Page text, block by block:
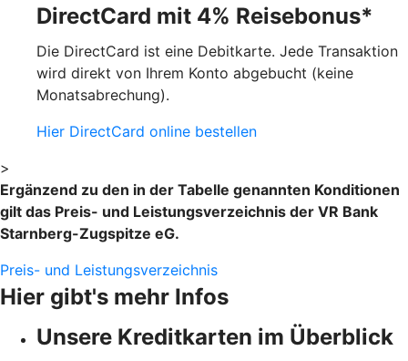
DirectCard mit 4% Reisebonus*
Die DirectCard ist eine Debitkarte. Jede Transaktion
wird direkt von Ihrem Konto abgebucht (keine
Monatsabrechung).
Hier DirectCard online bestellen
>
Ergänzend zu den in der Tabelle genannten Konditionen
gilt das Preis- und Leistungsverzeichnis der VR Bank
Starnberg-Zugspitze eG.
Preis- und Leistungsverzeichnis
Hier gibt's mehr Infos
Unsere Kreditkarten im Überblick